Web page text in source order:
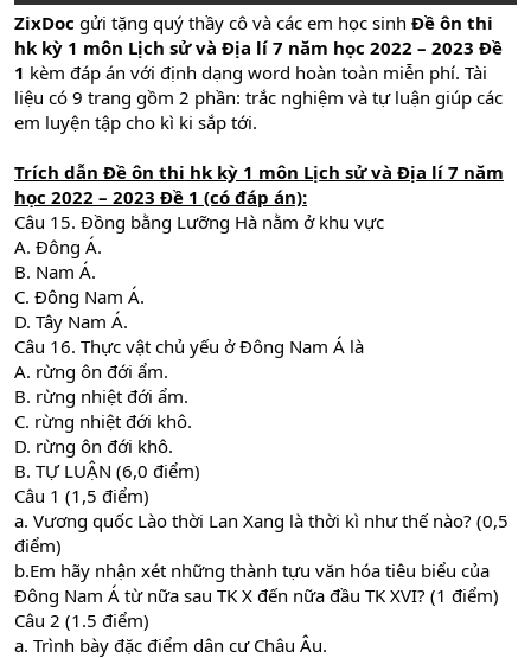
ZixDoc gửi tặng quý thầy cô và các em học sinh Đề ôn thi
hk kỳ 1 môn Lịch sử và Địa lí 7 năm học 2022 – 2023 Đề
1 kèm đáp án với định dạng word hoàn toàn miễn phí. Tài
liệu có 9 trang gồm 2 phần: trắc nghiệm và tự luận giúp các
em luyện tập cho kì ki sắp tới.
Trích dẫn Đề ôn thi hk kỳ 1 môn Lịch sử và Địa lí 7 năm
học 2022 – 2023 Đề 1 (có đáp án):
Câu 15. Đồng bằng Lưỡng Hà nằm ở khu vực
A. Đông Á.
B. Nam Á.
C. Đông Nam Á.
D. Tây Nam Á.
Câu 16. Thực vật chủ yếu ở Đông Nam Á là
A. rừng ôn đới ẩm.
B. rừng nhiệt đới ẩm.
C. rừng nhiệt đới khô.
D. rừng ôn đới khô.
B. TỰ LUẬN (6,0 điểm)
Câu 1 (1,5 điểm)
a. Vương quốc Lào thời Lan Xang là thời kì như thế nào? (0,5
điểm)
b.Em hãy nhận xét những thành tựu văn hóa tiêu biểu của
Đông Nam Á từ nữa sau TK X đến nữa đầu TK XVI? (1 điểm)
Câu 2 (1.5 điểm)
a. Trình bày đặc điểm dân cư Châu Âu.